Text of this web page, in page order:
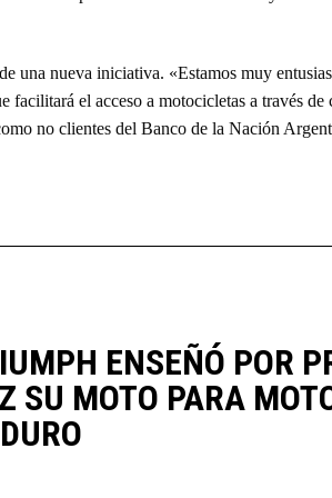
una nueva iniciativa. «Estamos muy
el acceso a motocicletas a través de
no clientes del Banco de la Nación
ENSEÑÓ POR
SU MOTO PARA